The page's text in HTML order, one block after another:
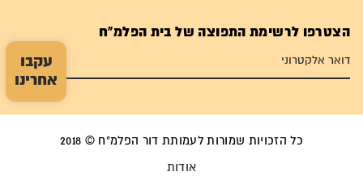
עקבו
אחרינו
הצטרפו לרשימת התפוצה של בית הפלמ"ח
כל הזכויות שמורות לעמותת דור הפלמ"ח © 2018
אודות